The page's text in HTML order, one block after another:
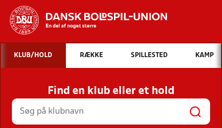
Hvad vil du søge efter?
INDHOLD OG NYHEDER
STILLINGER, RESULTATER, KLUBBER OG
HOLD
KLUB/HOLD RÆKKE SPILLESTED KAMP
Find en klub eller et hold